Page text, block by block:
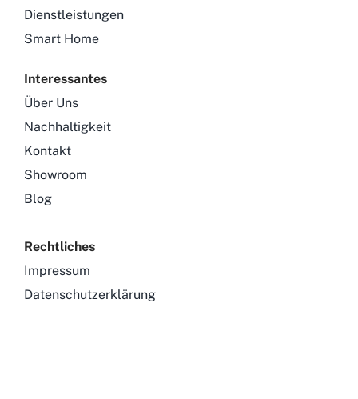
Dienstleistungen
Smart Home
Interessantes
Über Uns
Nachhaltigkeit
Kontakt
Showroom
Blog
Rechtliches
Impressum
Datenschutzerklärung